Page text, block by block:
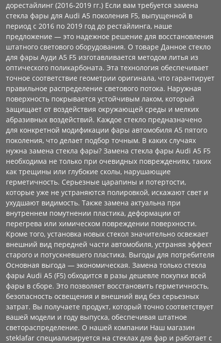
дорестайлинг (2016-2019 гг.) Если вам требуется замена
стекла фары для Audi A5 поколения F5, выпущенной в
период с 2016 по 2019 год до рестайлинга, наше
предложение — это надежное решение для восстановления
штатного светового оборудования. О товаре Данное стекло
для фары Ауди А5 F5 изготавливается методом литья из
оптического поликарбоната. Эта технология обеспечивает
точное соответствие геометрии оригинала, что гарантирует
правильное распределение светового потока. Наружная
поверхность покрывается устойчивым лаком, который
защищает от воздействия окружающей среды и мелких
абразивных воздействий. Каждое стекло предназначено
для конкретной модификации фары автомобиля А5 пятого
поколения, что делает подбор точным. В каких случаях
нужна замена стекла фары? Замена стекла фары Audi A5 F5
необходима не только при очевидных повреждениях, таких
как трещины или глубокие сколы, нарушающие
герметичность. Серьезные царапины и потертости,
которые уже не устраняются полировкой, искажают свет и
ухудшают видимость. Также замена актуальна при
внутреннем помутнении пластика, деформации от
перегрева или химическом повреждении поверхности.
Кроме того, установка новых стекол значительно освежает
внешний вид передней части автомобиля, устраняя эффект
старого и потускневшего пластика. Выгоды для потребителя
Основная выгода — экономическая. Замена только стекла
фары Audi A5 (F5) обходится в разы дешевле покупки всей
фары в сборе. Это позволяет восстановить герметичность,
безопасность освещения и внешний вид без серьезных
затрат. Вы получаете продукт, который точно соответствует
вашей модели и году выпуска, обеспечивая штатное
светораспределение. О нашей компании Наш магазин
steklafar специализируется на стеклах для фар и работает с